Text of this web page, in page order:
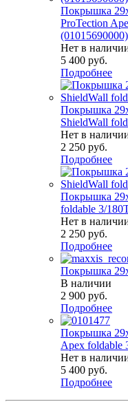
Покрышка
ProTection
(01015690000)
Нет в
5 400 руб.
Подробнее
Покрышка
ShieldWall
Нет в
2 250 руб.
Подробнее
Покрышка
foldable 3/
Нет в
2 250 руб.
Подробнее
Покрышка
В наличии
2 900 руб.
Подробнее
Покрышка
Apex foldable
Нет в
5 400 руб.
Подробнее